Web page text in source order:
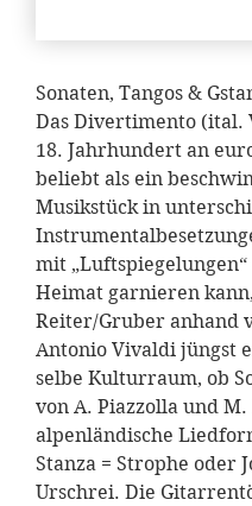
Sonaten, Tangos &
Das Divertimento (ital.
18. Jahrhundert an
beliebt als ein
Musikstück in
mit
Heimat garnieren
Reiter/Gruber anhand
Antonio Vivaldi jüngst
selbe Kulturraum, ob
von A. Piazzolla und M.
alpenländische
Stanza = Strophe oder
Urschrei. Die